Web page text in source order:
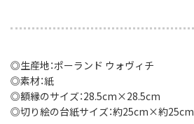
◎生産地：ポーランド ウォヴィチ
◎素材：紙
◎額縁のサイズ：28.5cm×28.5cm
◎切り絵の台紙サイズ：約25cm×約25cm